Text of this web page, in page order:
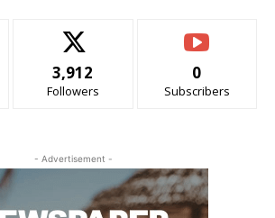
3,912
Followers
0
Subscribers
- Advertisement -